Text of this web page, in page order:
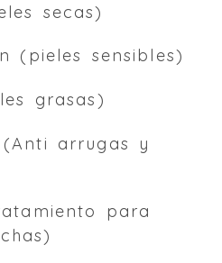
secas)
(pieles sensibles)
grasas)
arrugas y
para